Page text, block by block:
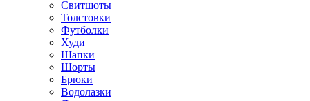
Свитшоты
Толстовки
Футболки
Худи
Шапки
Шорты
Брюки
Водолазки